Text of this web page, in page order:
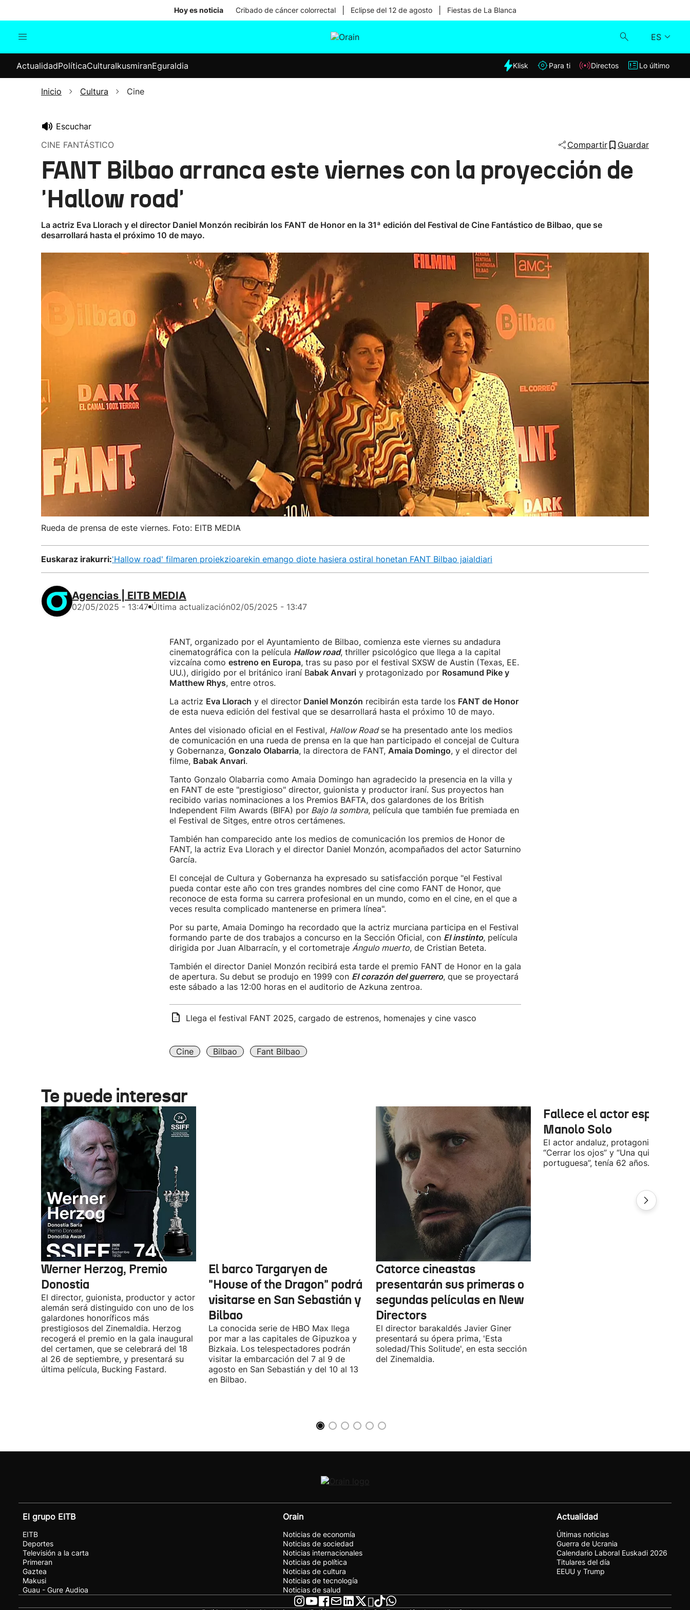
Hoy es noticia Cribado de cáncer colorrectal Eclipse del 12 de agosto Fiestas de La Blanca
ES
Internacional
Elecciones
Klisk
Lo último
ActualidadPolíticaCulturaIkusmiranEguraldia Klisk Para ti Directos Lo último
Inicio Cultura Cine
Escuchar
CINE FANTÁSTICO
Compartir Guardar
FANT Bilbao arranca este viernes con la proyección de
'Hallow road'
La actriz Eva Llorach y el director Daniel Monzón recibirán los FANT de Honor en la 31ª edición del Festival de Cine Fantástico de Bilbao, que se
desarrollará hasta el próximo 10 de mayo.
Rueda de prensa de este viernes. Foto: EITB MEDIA
Euskaraz irakurri:'Hallow road' filmaren proiekzioarekin emango diote hasiera ostiral honetan FANT Bilbao jaialdiari
Agencias | EITB MEDIA
02/05/2025 - 13:47 Última actualización02/05/2025 - 13:47
FANT, organizado por el Ayuntamiento de Bilbao, comienza este viernes su andadura
cinematográfica con la película Hallow road, thriller psicológico que llega a la capital
vizcaína como estreno en Europa, tras su paso por el festival SXSW de Austin (Texas, EE.
UU.), dirigido por el británico iraní Babak Anvariy protagonizado por Rosamund Pike y
Matthew Rhys, entre otros.
La actriz Eva Llorach y el directorDaniel Monzón recibirán esta tarde los FANT de Honor
de esta nueva edición del festival que se desarrollará hasta el próximo 10 de mayo.
Antes del visionado oficial en el Festival, Hallow Roadse ha presentado ante los medios
de comunicación en una rueda de prensa en la que han participado el concejal de Cultura
y Gobernanza, Gonzalo Olabarria, la directora de FANT, Amaia Domingo, y el director del
filme, Babak Anvari.
Tanto Gonzalo Olabarria como Amaia Domingo han agradecido la presencia en la villa y
en FANT de este "prestigioso" director, guionista y productor iraní. Sus proyectos han
recibido varias nominaciones a los Premios BAFTA, dos galardones de los British
Independent Film Awards (BIFA) porBajo la sombra, película que también fue premiada en
el Festival de Sitges, entre otros certámenes.
También han comparecido ante los medios de comunicación los premios de Honor de
FANT, la actriz Eva Llorach y el director Daniel Monzón, acompañados del actor Saturnino
García.
El concejal de Cultura y Gobernanza ha expresado su satisfacción porque "el Festival
pueda contar este año con tres grandes nombres del cine como FANT de Honor, que
reconoce de esta forma su carrera profesional en un mundo, como en el cine, en el que a
veces resulta complicado mantenerse en primera línea".
Por su parte, Amaia Domingo ha recordado que la actriz murciana participa en el Festival
formando parte de dos trabajos a concurso en la Sección Oficial, con El instinto, película
dirigida por Juan Albarracín, y el cortometraje Ángulo muerto, de Cristian Beteta.
También el director Daniel Monzón recibirá esta tarde el premio FANT de Honor en la gala
de apertura. Su debut se produjo en 1999 con El corazón del guerrero, que se proyectará
este sábado a las 12:00 horas en el auditorio de Azkuna zentroa.
Llega el festival FANT 2025, cargado de estrenos, homenajes y cine vasco
Cine Bilbao Fant Bilbao
Te puede interesar
Werner Herzog, Premio
Donostia
El director, guionista, productor y actor
alemán será distinguido con uno de los
galardones honoríficos más
prestigiosos del Zinemaldia. Herzog
recogerá el premio en la gala inaugural
del certamen, que se celebrará del 18
al 26 de septiembre, y presentará su
última película, Bucking Fastard.
El barco Targaryen de
"House of the Dragon" podrá
visitarse en San Sebastián y
Bilbao
La conocida serie de HBO Max llega
por mar a las capitales de Gipuzkoa y
Bizkaia. Los telespectadores podrán
visitar la embarcación del 7 al 9 de
agosto en San Sebastián y del 10 al 13
en Bilbao.
Catorce cineastas
presentarán sus primeras o
segundas películas en New
Directors
El director barakaldés Javier Giner
presentará su ópera prima, 'Esta
soledad/This Solitude', en esta sección
del Zinemaldia.
Fallece el actor español
Manolo Solo
El actor andaluz, protagonista de
“Cerrar los ojos” y “Una quinta
portuguesa”, tenía 62 años.
El grupo EITB
EITB
Deportes
Televisión a la carta
Primeran
Gaztea
Makusi
Guau - Gure Audioa
Orain
Noticias de economía
Noticias de sociedad
Noticias internacionales
Noticias de política
Noticias de cultura
Noticias de tecnología
Noticias de salud
Actualidad
Últimas noticias
Guerra de Ucrania
Calendario Laboral Euskadi 2026
Titulares del día
EEUU y Trump